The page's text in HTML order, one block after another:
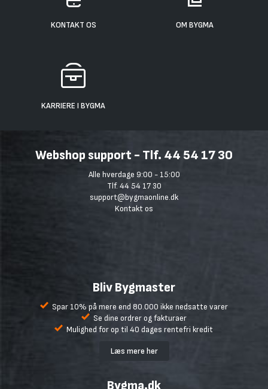
KONTAKT OS OM BYGMA
KARRIERE I BYGMA
Webshop support - Tlf. 44 54 17 30
Alle hverdage 9:00 - 15:00
Tlf. 44 54 17 30
support@bygmaonline.dk
Kontakt os
Bliv Bygmaster
Spar 10% på mere end 80.000 ikke nedsatte varer
Se dine ordrer og fakturaer
Mulighed for op til 40 dages rentefri kredit
Læs mere her
Bygma.dk